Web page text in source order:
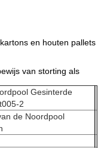
en houten pallets
van storting als
Gesinterde
2
de Noordpool